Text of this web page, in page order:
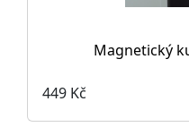
Magnetický
449 Kč